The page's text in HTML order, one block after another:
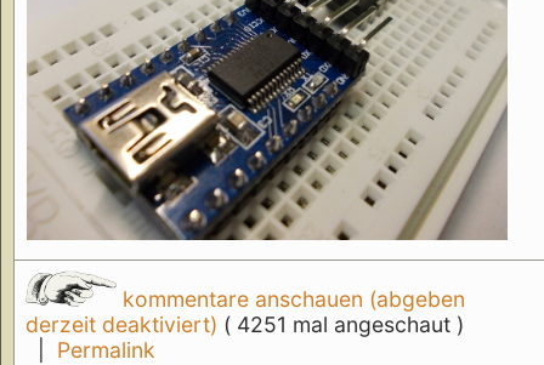
kommentare anschauen (abgeben
derzeit deaktiviert) ( 4251 mal angeschaut )
Permalink